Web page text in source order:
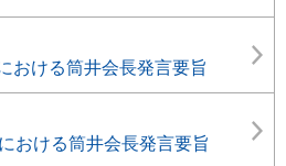
おける筒井会長発言要旨
おける筒井会長発言要旨